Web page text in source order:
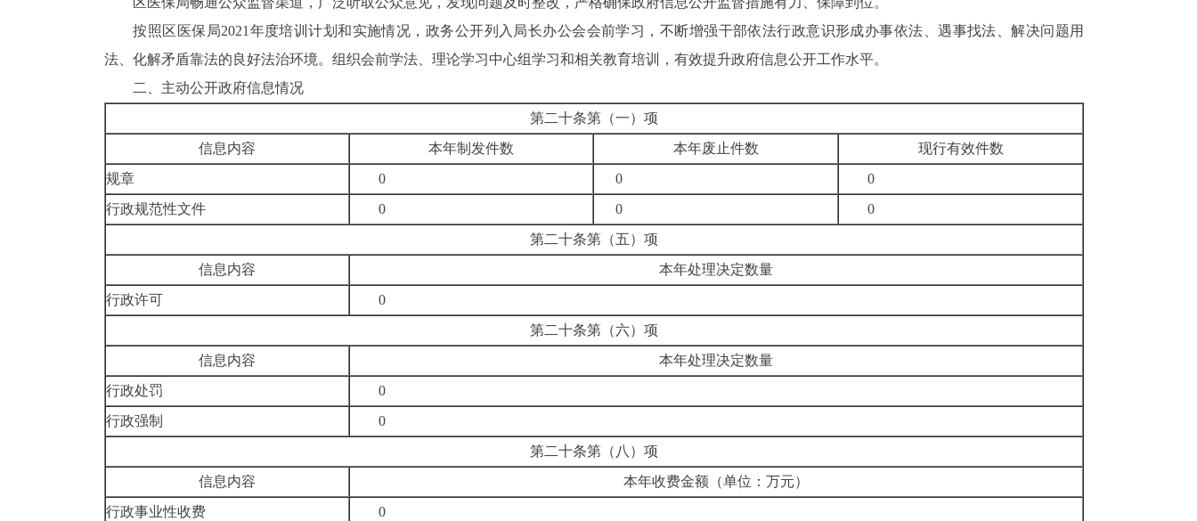
按照区医保局2021 年度培训计划和实施情况， 政务公开列入局长办公会会前学习，不断增强干部依法行政意识形成办事依法、遇事找法、解决问题用
法、化解矛盾靠法的良好法治环境。组织会前学法、理论学习中心组学习和相关教育培训，有效提升政府信息公开工作水平。
二
、主动公开政府信息情况
第二十条第（一）项
信息内容
本年制发件数 本年废止件数 现行有效件数
规章
0 0
0
行政规范性文件
0 0
0
第二十条第（五）项
信息内容
本年处理决定数量
行政许可
0
第二十条第（六）项
信息内容
本年处理决定数量
行政处罚
0
行政强制
0
第二十条第（八）项
信息内容
本年收费金额（单位：万元）
行政事业性收费
0